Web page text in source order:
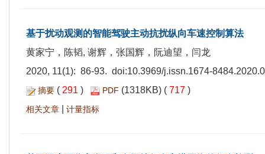
基于扰动观测的智能驾驶主动抗扰纵向车速控制算法
黄家宁，陈韬, 谢辉，张国辉，阮迪望，闫龙
2020, 11(1): 86-93. doi:10.3969/j.issn.1674-
摘要 ( 291 ) PDF (1318KB) ( 717 )
相关文章 计量指标